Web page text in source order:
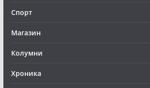
Спорт
Магазин
Колумни
Хроника